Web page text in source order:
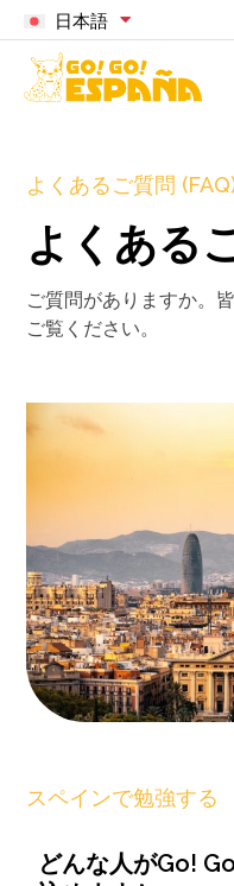
日本語
よくあるご質問
よくある
ご質問がありますか。
ご覧ください。
スペインで勉強する
どんな人がGo!